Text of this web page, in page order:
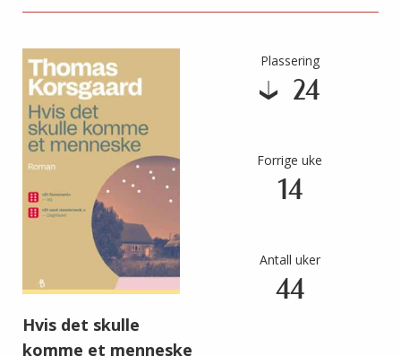
Hvis det skulle
komme et menneske
Plassering
24
Forrige uke
14
Antall uker
44